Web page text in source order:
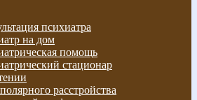
психиатра
на дом
помощь
стационар
расстройства